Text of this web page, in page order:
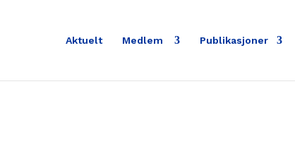
Aktuelt Medlem Publikasjoner